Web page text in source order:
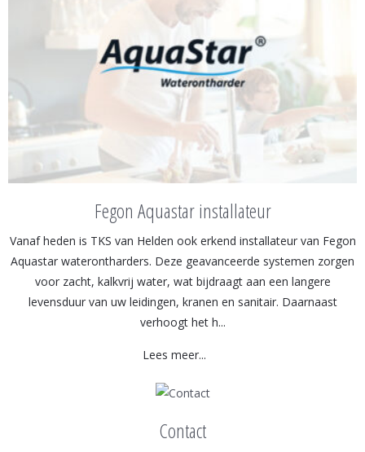
Fegon Aquastar installateur
Vanaf heden is TKS van Helden ook erkend installateur van Fegon
Aquastar waterontharders. Deze geavanceerde systemen zorgen
voor zacht, kalkvrij water, wat bijdraagt aan een langere
levensduur van uw leidingen, kranen en sanitair. Daarnaast
verhoogt het h...
Lees meer...
Contact